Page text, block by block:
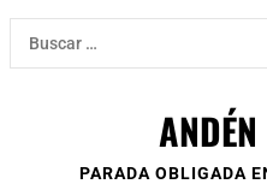
Ir
contenido
Buscar:
PARADA OBLIGADA